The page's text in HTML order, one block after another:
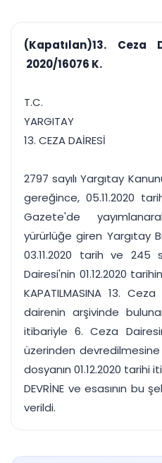
Duruşma ve görev
takvimi
Hatırlatma ve
Tek panelde uçtan uca
UYAP & UETS
(Kapatılan)13. Ceza
2020/16076 K.
T.C.
YARGITAY
13. CEZA DAİRESİ
2797 sayılı Yargıtay
gereğince, 05.11.2020
Gazete'de
yürürlüğe giren Yargıtay
03.11.2020 tarih ve 245
Dairesi'nin 01.12.2020
KAPATILMASINA 13.
dairenin arşivinde
itibariyle 6. Ceza
üzerinden
dosyanın 01.12.2020 tarihi
DEVRİNE ve esasının bu
verildi.